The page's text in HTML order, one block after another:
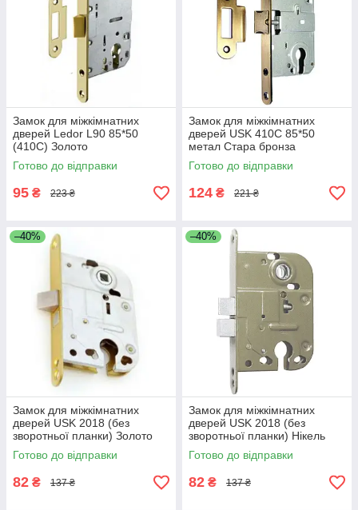
Замок для міжкімнатних
дверей Ledor L90 85*50
(410С) Золото
Готово до відправки
95 ₴ 223 ₴
Замок для міжкімнатних
дверей USK 410C 85*50
метал Стара бронза
Готово до відправки
124 ₴ 221 ₴
–40%
Замок для міжкімнатних
дверей USK 2018 (без
зворотньої планки) Золото
Готово до відправки
82 ₴ 137 ₴
–40%
Замок для міжкімнатних
дверей USK 2018 (без
зворотньої планки) Нікель
Готово до відправки
82 ₴ 137 ₴